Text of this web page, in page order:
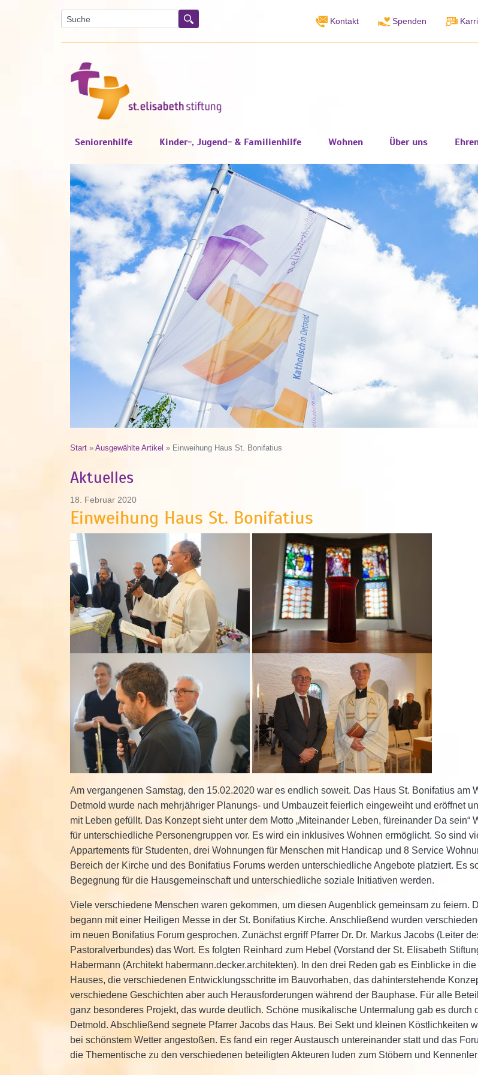
Suche Suchen Kontakt Spenden
Seniorenhilfe Kinder-, Jugend- & Familienhilfe Wohnen Über uns
Start » Ausgewählte Artikel » Einweihung Haus St. Bonifatius
Aktuelles
18. Februar 2020
Einweihung Haus St. Bonifatius
Am vergangenen Samstag, den 15.02.2020 war es endlich soweit. Das Haus St. Bonifatius am
Detmold wurde nach mehrjähriger Planungs- und Umbauzeit feierlich eingeweiht und eröffnet
mit Leben gefüllt. Das Konzept sieht unter dem Motto „Miteinander Leben, füreinander Da sein“
für unterschiedliche Personengruppen vor. Es wird ein inklusives Wohnen ermöglicht. So sind
Appartements für Studenten, drei Wohnungen für Menschen mit Handicap und 8 Service
Bereich der Kirche und des Bonifatius Forums werden unterschiedliche Angebote platziert. Es
Begegnung für die Hausgemeinschaft und unterschiedliche soziale Initiativen werden.
Viele verschiedene Menschen waren gekommen, um diesen Augenblick gemeinsam zu feiern.
begann mit einer Heiligen Messe in der St. Bonifatius Kirche. Anschließend wurden
im neuen Bonifatius Forum gesprochen. Zunächst ergriff Pfarrer Dr. Dr. Markus Jacobs (Leiter
Pastoralverbundes) das Wort. Es folgten Reinhard zum Hebel (Vorstand der St. Elisabeth
Habermann (Architekt habermann.decker.architekten). In den drei Reden gab es Einblicke in
Hauses, die verschiedenen Entwicklungsschritte im Bauvorhaben, das dahinterstehende
verschiedene Geschichten aber auch Herausforderungen während der Bauphase. Für alle
ganz besonderes Projekt, das wurde deutlich. Schöne musikalische Untermalung gab es durch
Detmold. Abschließend segnete Pfarrer Jacobs das Haus. Bei Sekt und kleinen Köstlichkeiten
bei schönstem Wetter angestoßen. Es fand ein reger Austausch untereinander statt und das
die Thementische zu den verschiedenen beteiligten Akteuren luden zum Stöbern und